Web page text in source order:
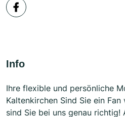
Info
Ihre flexible und persönliche
Kaltenkirchen Sind Sie ein
sind Sie bei uns genau richtig!